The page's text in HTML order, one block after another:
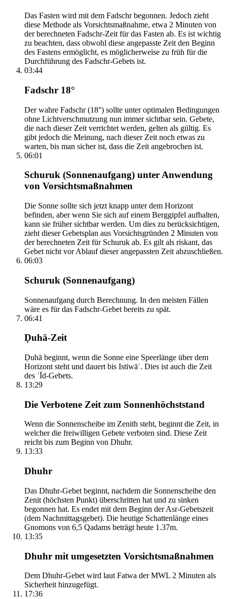
Das Fasten wird mit dem Fadschr begonnen. Jedoch zieht
diese Methode als Vorsichtsmaßnahme, etwa 2 Minuten von
der berechneten Fadschr-Zeit für das Fasten ab. Es ist wichtig
zu beachten, dass obwohl diese angepasste Zeit den Beginn
des Fastens ermöglicht, es möglicherweise zu früh für die
Durchführung des Fadschr-Gebets ist.
03:44
Fadschr 18°
Der wahre Fadschr (18°) sollte unter optimalen Bedingungen
ohne Lichtverschmutzung nun immer sichtbar sein. Gebete,
die nach dieser Zeit verrichtet werden, gelten als gültig. Es
gibt jedoch die Meinung, nach dieser Zeit noch etwas zu
warten, bis man sicher ist, dass die Zeit angebrochen ist.
06:01
Schuruk (Sonnenaufgang) unter Anwendung
von Vorsichtsmaßnahmen
Die Sonne sollte sich jetzt knapp unter dem Horizont
befinden, aber wenn Sie sich auf einem Berggipfel aufhalten,
kann sie früher sichtbar werden. Um dies zu berücksichtigen,
zieht dieser Gebetsplan aus Vorsichtsgründen 2 Minuten von
der berechneten Zeit für Schuruk ab. Es gilt als riskant, das
Gebet nicht vor Ablauf dieser angepassten Zeit abzuschließen.
06:03
Schuruk (Sonnenaufgang)
Sonnenaufgang durch Berechnung. In den meisten Fällen
wäre es für das Fadschr-Gebet bereits zu spät.
06:41
Ḍuhā-Zeit
Ḍuhā beginnt, wenn die Sonne eine Speerlänge über dem
Horizont steht und dauert bis Istiwāʾ. Dies ist auch die Zeit
des ʿĪd-Gebets.
13:29
Die Verbotene Zeit zum Sonnenhöchststand
Wenn die Sonnenscheibe im Zenith steht, beginnt die Zeit, in
welcher die freiwilligen Gebete verboten sind. Diese Zeit
reicht bis zum Beginn von Dhuhr.
13:33
Dhuhr
Das Dhuhr-Gebet beginnt, nachdem die Sonnenscheibe den
Zenit (höchsten Punkt) überschritten hat und zu sinken
begonnen hat. Es endet mit dem Beginn der Asr-Gebetszeit
(dem Nachmittagsgebet). Die heutige Schattenlänge eines
Gnomons von 6,5 Qadams beträgt heute 1.37m.
13:35
Dhuhr mit umgesetzten Vorsichtsmaßnahmen
Dem Dhuhr-Gebet wird laut Fatwa der MWL 2 Minuten als
Sicherheit hinzugefügt.
17:36